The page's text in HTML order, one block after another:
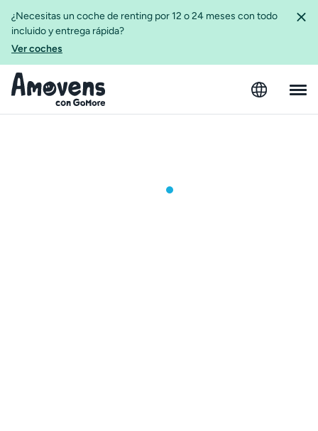
¿Necesitas un coche de renting por 12 o 24 meses con todo
incluido y entrega rápida?
Ver coches